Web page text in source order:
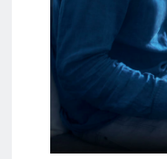
игры
Мобильное
Культовые